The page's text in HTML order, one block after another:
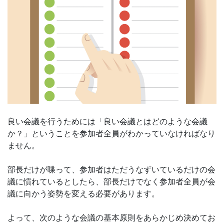
良い会議を行うためには「良い会議とはどのような会議
か？」ということを参加者全員がわかっていなければなり
ません。
部長だけが喋って、参加者はただうなずいているだけの会
議に慣れているとしたら、部長だけでなく参加者全員が会
議に向かう姿勢を変える必要があります。
よって、次のような会議の基本原則をあらかじめ決めてお